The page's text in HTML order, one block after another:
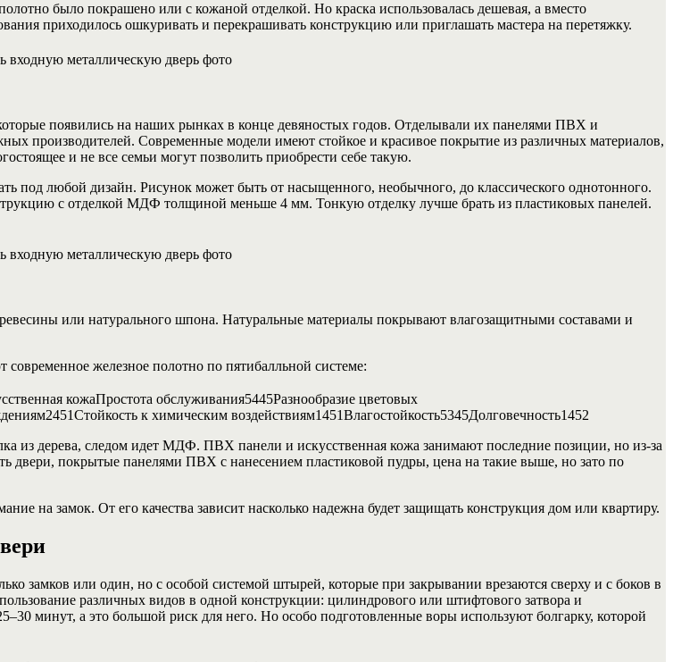
было покрашено или с кожаной отделкой. Но краска использовалась дешевая, а вместо
приходилось ошкуривать и перекрашивать конструкцию или приглашать мастера на перетяжку.
появились на наших рынках в конце девяностых годов. Отделывали их панелями ПВХ и
производителей. Современные модели имеют стойкое и красивое покрытие из различных материалов,
и не все семьи могут позволить приобрести себе такую.
любой дизайн. Рисунок может быть от насыщенного, необычного, до классического однотонного.
с отделкой МДФ толщиной меньше 4 мм. Тонкую отделку лучше брать из пластиковых панелей.
или натурального шпона. Натуральные материалы покрывают влагозащитными составами и
железное полотно по пятибалльной системе:
кожаПростота обслуживания5445Разнообразие цветовых
к химическим воздействиям1451Влагостойкость5345Долговечность1452
из дерева, следом идет МДФ. ПВХ панели и искусственная кожа занимают последние позиции, но из-за
двери, покрытые панелями ПВХ с нанесением пластиковой пудры, цена на такие выше, но зато по
на замок. От его качества зависит насколько надежна будет защищать конструкция дом или квартиру.
замков или один, но с особой системой штырей, которые при закрывании врезаются сверху и с боков в
различных видов в одной конструкции: цилиндрового или штифтового затвора и
минут, а это большой риск для него. Но особо подготовленные воры используют болгарку, которой